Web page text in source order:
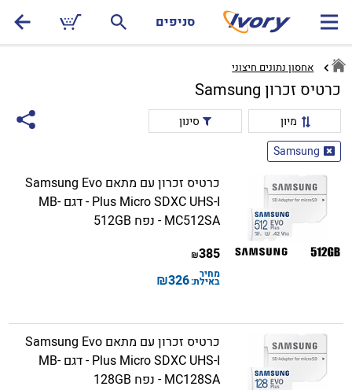
סניפים
אחסון נתונים חיצוני
כרטיס זכרון Samsung
מיון
סינון
Samsung
כרטיס זכרון עם מתאם Samsung Evo
Plus Micro SDXC UHS-I - דגם MB-
MC512SA - נפח 512GB
385
₪
מחיר
באילת:326
₪
כרטיס זכרון עם מתאם Samsung Evo
Plus Micro SDXC UHS-I - דגם MB-
MC128SA - נפח 128GB